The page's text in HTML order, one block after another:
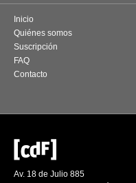
Inicio
Quiénes somos
Suscripción
FAQ
Contacto
Av. 18 de Julio 885